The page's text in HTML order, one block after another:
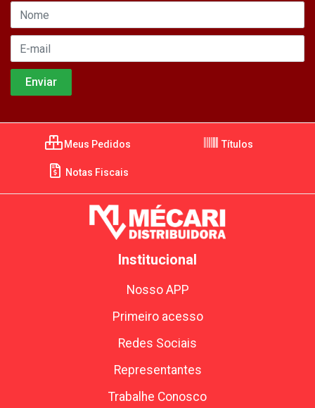
Meus Pedidos Títulos
Notas Fiscais
Institucional
Nosso APP
Primeiro acesso
Redes Sociais
Representantes
Trabalhe Conosco